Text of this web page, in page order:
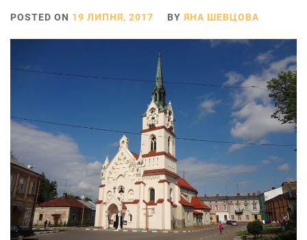
POSTED ON 19 ЛИПНЯ, 2017 BY ЯНА ШЕВЦОВА